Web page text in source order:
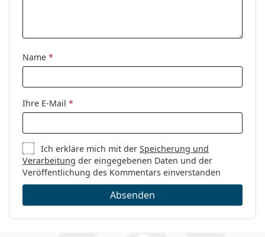
Marke:
Persol
Code:
Name *
Ihre E-Mail *
Ich erkläre mich mit derSpeicherung und
Verarbeitung der eingegebenen Daten und der
Veröffentlichung des Kommentars einverstanden
Absenden